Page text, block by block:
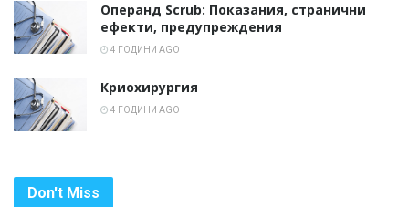
Операнд Scrub: Показания, странични
ефекти, предупреждения
4 ГОДИНИ AGO
Криохирургия
4 ГОДИНИ AGO
Don't Miss